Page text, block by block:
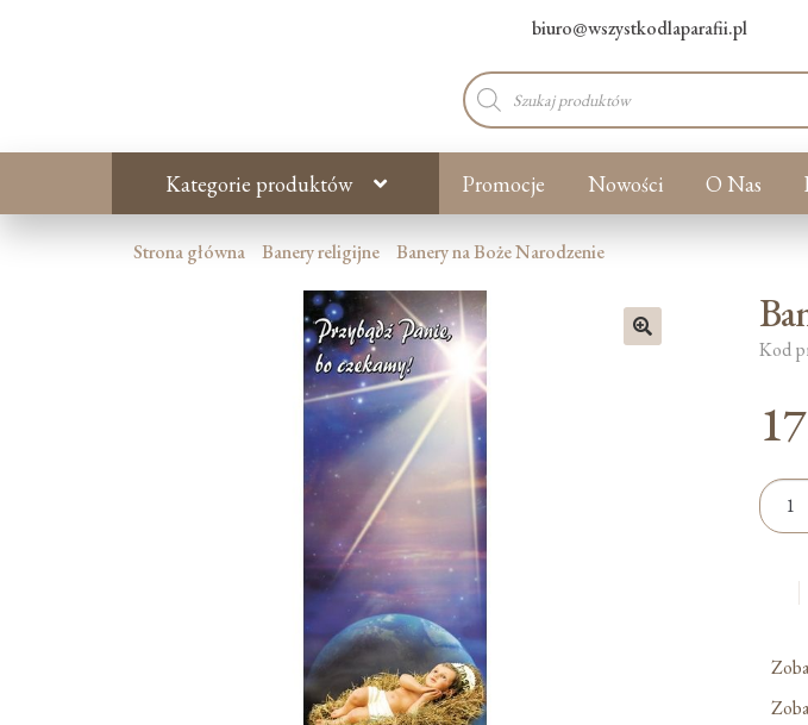
biuro@wszystkodlaparafii.pl
Wyszukiwarka
produktów
Kategorie produktów Promocje Nowości O Nas
Strona główna Banery religijne Banery na Boże Narodzenie
Kod
ilość
Baner
Panie,